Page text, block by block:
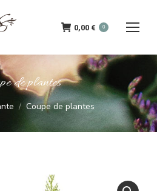
0,00 € 0
de plantes
Coupe de plantes